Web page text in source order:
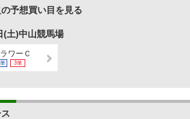
予想買い目を見る
(土)中山競馬場
ワーＣ
3単